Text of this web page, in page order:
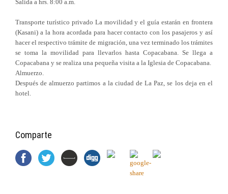
Salida a hrs. 8:00 a.m.
Transporte turístico privado La movilidad y el guía estarán en frontera
(Kasani) a la hora acordada para hacer contacto con los pasajeros y así
hacer el respectivo trámite de migración, una vez terminado los trámites
se toma la movilidad para llevarlos hasta Copacabana. Se llega a
Copacabana y se realiza una pequeña visita a la Iglesia de Copacabana.
Almuerzo.
Después de almuerzo partimos a la ciudad de La Paz, se los deja en el
hotel.
Comparte